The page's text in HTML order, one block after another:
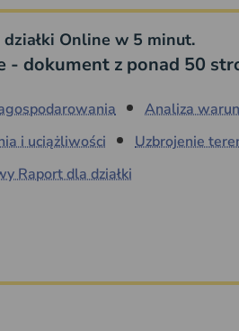
Online w 5 minut.
- dokument z ponad 50
Analiza
i uciążliwości
Uzbrojenie
Raport dla działki